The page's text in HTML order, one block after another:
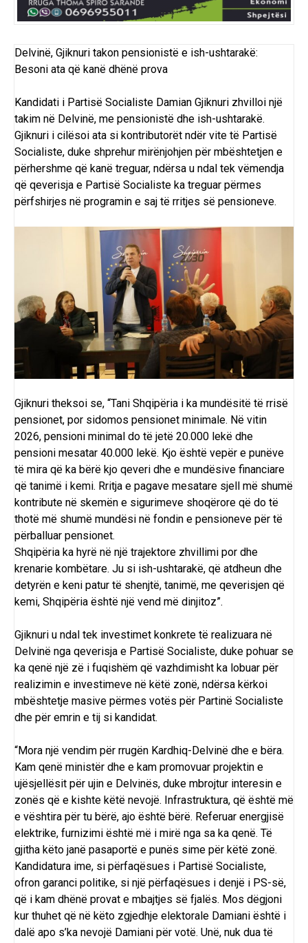
Delvinë, Gjiknuri takon pensionistë e ish-ushtarakë:
Besoni ata që kanë dhënë prova
Kandidati i Partisë Socialiste Damian Gjiknuri zhvilloi një
takim në Delvinë, me pensionistë dhe ish-ushtarakë.
Gjiknuri i cilësoi ata si kontributorët ndër vite të Partisë
Socialiste, duke shprehur mirënjohjen për mbështetjen e
përhershme që kanë treguar, ndërsa u ndal tek vëmendja
që qeverisja e Partisë Socialiste ka treguar përmes
përfshirjes në programin e saj të rritjes së pensioneve.
Gjiknuri theksoi se, “Tani Shqipëria i ka mundësitë të rrisë
pensionet, por sidomos pensionet minimale. Në vitin
2026, pensioni minimal do të jetë 20.000 lekë dhe
pensioni mesatar 40.000 lekë. Kjo është vepër e punëve
të mira që ka bërë kjo qeveri dhe e mundësive financiare
që tanimë i kemi. Rritja e pagave mesatare sjell më shumë
kontribute në skemën e sigurimeve shoqërore që do të
thotë më shumë mundësi në fondin e pensioneve për të
përballuar pensionet.
Shqipëria ka hyrë në një trajektore zhvillimi por dhe
krenarie kombëtare. Ju si ish-ushtarakë, që atdheun dhe
detyrën e keni patur të shenjtë, tanimë, me qeverisjen që
kemi, Shqipëria është një vend më dinjitoz”.
Gjiknuri u ndal tek investimet konkrete të realizuara në
Delvinë nga qeverisja e Partisë Socialiste, duke pohuar se
ka qenë një zë i fuqishëm që vazhdimisht ka lobuar për
realizimin e investimeve në këtë zonë, ndërsa kërkoi
mbështetje masive përmes votës për Partinë Socialiste
dhe për emrin e tij si kandidat.
“Mora një vendim për rrugën Kardhiq-Delvinë dhe e bëra.
Kam qenë ministër dhe e kam promovuar projektin e
ujësjellësit për ujin e Delvinës, duke mbrojtur interesin e
zonës që e kishte këtë nevojë. Infrastruktura, që është më
e vështira për tu bërë, ajo është bërë. Referuar energjisë
elektrike, furnizimi është më i mirë nga sa ka qenë. Të
gjitha këto janë pasaportë e punës sime për këtë zonë.
Kandidatura ime, si përfaqësues i Partisë Socialiste,
ofron garanci politike, si një përfaqësues i denjë i PS-së,
që i kam dhënë provat e mbajtjes së fjalës. Mos dëgjoni
kur thuhet që në këto zgjedhje elektorale Damiani është i
dalë apo s’ka nevojë Damiani për votë. Unë, nuk dua të